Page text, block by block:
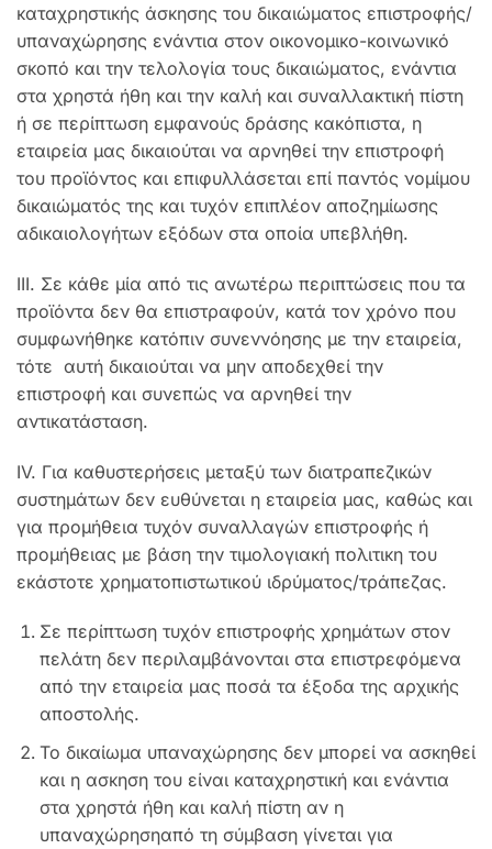
καταχρηστικής άσκησης του δικαιώματος επιστροφής/
υπαναχώρησης ενάντια στον οικονομικο-κοινωνικό
σκοπό και την τελολογία τους δικαιώματος, ενάντια
στα χρηστά ήθη και την καλή και συναλλακτική πίστη
ή σε περίπτωση εμφανούς δράσης κακόπιστα, η
εταιρεία μας δικαιούται να αρνηθεί την επιστροφή
του προϊόντος και επιφυλλάσεται επί παντός νομίμου
δικαιώματός της και τυχόν επιπλέον αποζημίωσης
αδικαιολογήτων εξόδων στα οποία υπεβλήθη.
ΙΙΙ. Σε κάθε μία από τις ανωτέρω περιπτώσεις που τα
προϊόντα δεν θα επιστραφούν, κατά τον χρόνο που
συμφωνήθηκε κατόπιν συνεννόησης με την εταιρεία,
τότε αυτή δικαιούται να μην αποδεχθεί την
επιστροφή και συνεπώς να αρνηθεί την
αντικατάσταση.
ΙV. Για καθυστερήσεις μεταξύ των διατραπεζικών
συστημάτων δεν ευθύνεται η εταιρεία μας, καθώς και
για προμήθεια τυχόν συναλλαγών επιστροφής ή
προμήθειας με βάση την τιμολογιακή πολιτικη του
εκάστοτε χρηματοπιστωτικού ιδρύματος/τράπεζας.
Σε περίπτωση τυχόν επιστροφής χρημάτων στον
πελάτη δεν περιλαμβάνονται στα επιστρεφόμενα
από την εταιρεία μας ποσά τα έξοδα της αρχικής
αποστολής.
Το δικαίωμα υπαναχώρησης δεν μπορεί να ασκηθεί
και η ασκηση του είναι καταχρηστική και ενάντια
στα χρηστά ήθη και καλή πίστη αν η
υπαναχώρησηαπό τη σύμβαση γίνεται για